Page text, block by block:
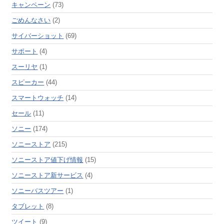
キャンペーン (73)
ごめんなさい (2)
サイバーショット (69)
サポート (4)
スーリヤ (1)
スピーカー (44)
スマートウォッチ (14)
セール (11)
ソニー (174)
ソニーストア (215)
ソニーストア値下げ情報 (15)
ソニーストア新サービス (4)
ソニーバスツアー (1)
タブレット (8)
ツイート (9)